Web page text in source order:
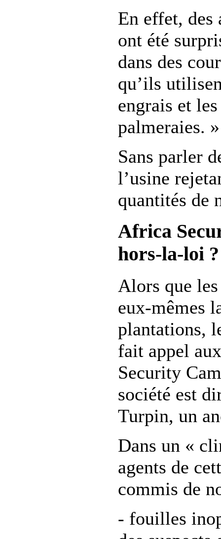
En effet, des
ont été
dans des
qu’ils
engrais et
palmeraies. »
Sans parler
l’usine
quantités de
Africa
hors-la-loi ?
Alors que
eux-mêmes
plantations,
fait appel
Security
société est
Turpin, un
Dans un «
agents de
commis de
- fouilles